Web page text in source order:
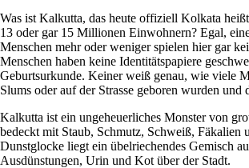
Was ist Kalkutta, das heute offiziell Kolkata
13 oder gar 15 Millionen Einwohnern? Egal,
Menschen mehr oder weniger spielen hier gar
Menschen haben keine Identitätspapiere
Geburtsurkunde. Keiner weiß genau, wie viele
Slums oder auf der Strasse geboren wurden und
Kalkutta ist ein ungeheuerliches Monster von
bedeckt mit Staub, Schmutz, Schweiß, Fäkalien
Dunstglocke liegt ein übelriechendes Gemisch
Ausdünstungen, Urin und Kot über der Stadt.